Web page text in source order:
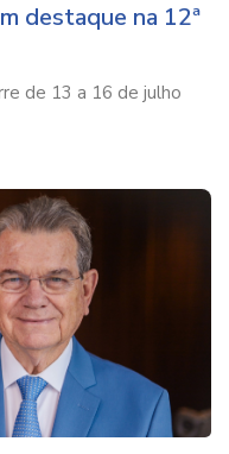
destaque na 12ª
de 13 a 16 de julho